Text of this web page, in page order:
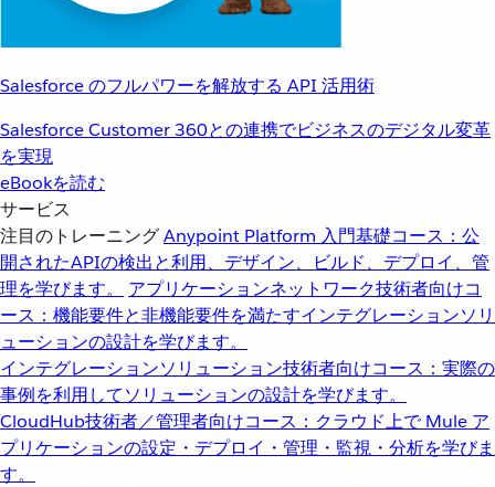
Salesforce のフルパワーを解放する API 活用術
Salesforce Customer 360との連携でビジネスのデジタル変革
を実現
eBookを読む
サービス
注目のトレーニングAnypoint Platform 入門基礎コース：公
開されたAPIの検出と利用、デザイン、ビルド、デプロイ、管
理を学びます。
アプリケーションネットワーク技術者向けコ
ース：機能要件と非機能要件を満たすインテグレーションソリ
ューションの設計を学びます。
インテグレーションソリューション技術者向けコース：実際の
事例を利用してソリューションの設計を学びます。
CloudHub技術者／管理者向けコース：クラウド上で Mule ア
プリケーションの設定・デプロイ・管理・監視・分析を学びま
す。